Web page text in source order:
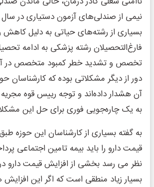
نیمی از صندلی‌های آزمون دستیاری در
بسیاری از رشته‌های حیاتی به دلیل
فارغ‌التحصیلان رشته پزشکی به ادامه
تخصص و تشدید خطر کمبود متخصص در
دور از دیگر مشکلاتی بوده که کارشناسان
آن هشدار داده‌اند و توجه رییس قوه
به یک چاره‌جویی فوری برای حل این
قیمت دارو را باید بیمه تامین اجتماعی
نظر می رسد بخشی از افزایش قیمت دارو
بسیار زیاد منطقی است که اگر این افزایش